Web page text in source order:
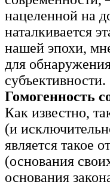
нацеленной на
наталкивается
нашей эпохи,
для
субъективности.
Гомогенность
Как известно,
(и
является такое
(основания
основания